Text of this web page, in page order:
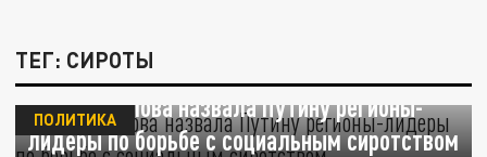
ТЕГ: СИРОТЫ
Львова-Белова назвала Путину регионы-
лидеры по борьбе с социальным сиротством
ПОЛИТИКА